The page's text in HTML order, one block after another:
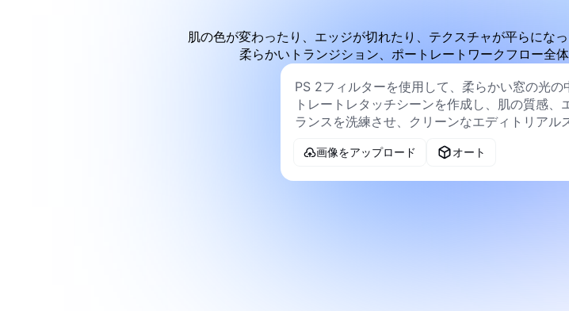
肌の色が変わったり、エッジが切れたり、テクスチャが平らにな
柔らかいトランジション、ポートレートワークフロー全
画像をアップロード オート